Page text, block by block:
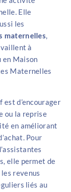
Elle
les
maternelles,
à
en Maison
Maternelles
est d’encourager
ou la reprise
en améliorant
Pour
elle permet de
les revenus
liés au